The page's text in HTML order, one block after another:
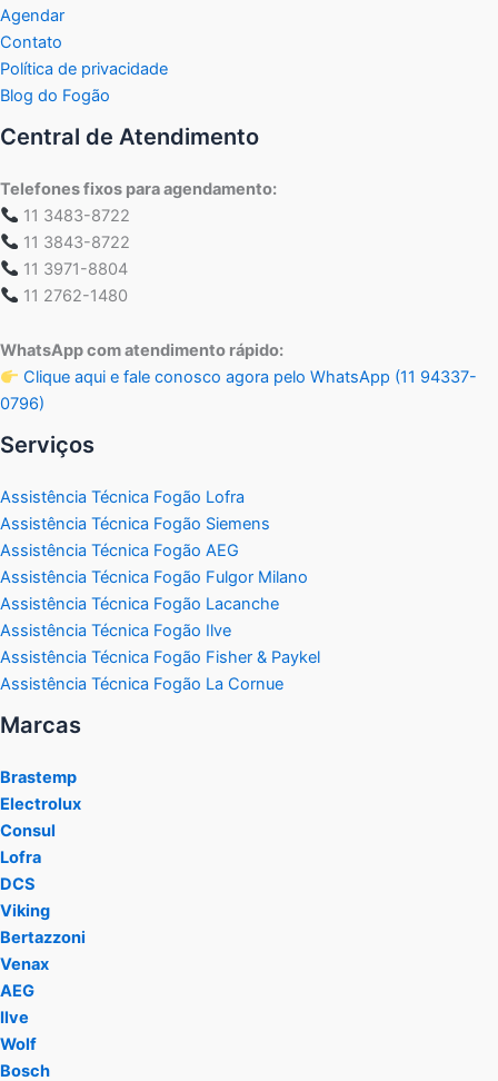
Agendar
Contato
Política de privacidade
Blog do Fogão
Central de Atendimento
Telefones fixos para agendamento:
11 3483-8722
11 3843-8722
11 3971-8804
11 2762-1480
WhatsApp com atendimento rápido:
Clique aqui e fale conosco agora pelo WhatsApp (11 94337-
0796)
Serviços
Assistência Técnica Fogão Lofra
Assistência Técnica Fogão Siemens
Assistência Técnica Fogão AEG
Assistência Técnica Fogão Fulgor Milano
Assistência Técnica Fogão Lacanche
Assistência Técnica Fogão Ilve
Assistência Técnica Fogão Fisher & Paykel
Assistência Técnica Fogão La Cornue
Marcas
Brastemp
Electrolux
Consul
Lofra
DCS
Viking
Bertazzoni
Venax
AEG
Ilve
Wolf
Bosch